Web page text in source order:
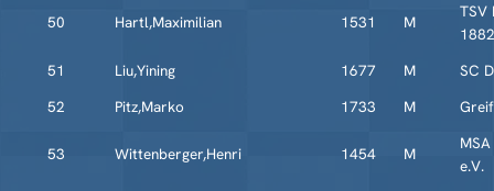
50 Hartl,Maximilian 1531 M
TSV
1882
51
Liu,Yining 1677 M
SC
52
Pitz,Marko 1733 M
53 Wittenberger,Henri 1454 M
e.V.